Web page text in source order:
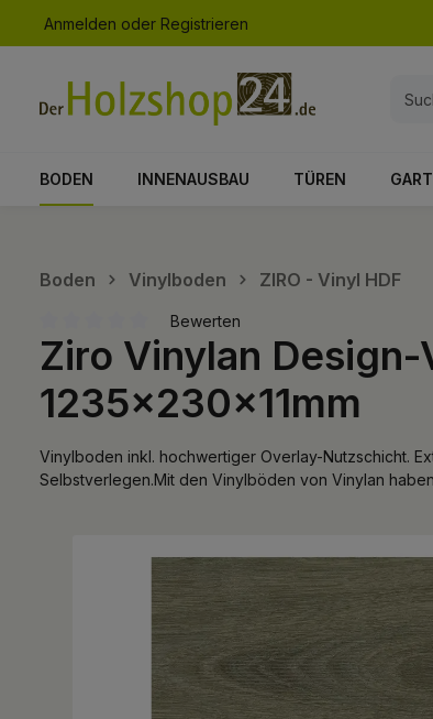
Zur Hauptnavigation springen
Anmelden oder Registrieren
BODEN INNENAUSBAU TÜREN
Boden Vinylboden ZIRO - Vinyl HDF
Durchschnittliche Bewertung von 0 von 5 Sternen
Bewerten
Ziro Vinylan
1235x230x11mm
Vinylboden inkl. hochwertiger Overlay-Nutzschicht.
Selbstverlegen.Mit den Vinylböden von Vinylan